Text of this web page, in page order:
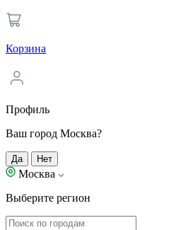
Корзина
Профиль
Ваш город Москва?
Да Нет
Москва
Выберите регион